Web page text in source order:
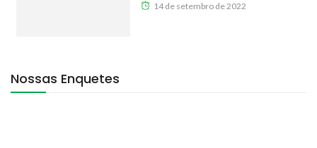
14 de setembro de 2022
Nossas Enquetes